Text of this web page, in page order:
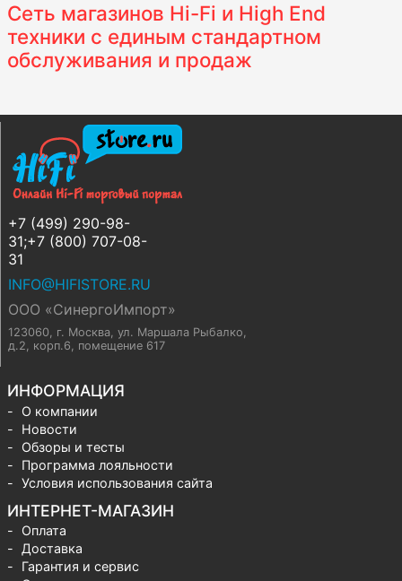
Сеть магазинов Hi-Fi и High End
техники с единым стандартном
обслуживания и продаж
+7 (499) 290-98-
31;+7 (800) 707-08-
31
INFO@HIFISTORE.RU
ООО «СинергоИмпорт»
123060, г. Москва, ул. Маршала Рыбалко,
д.2, корп.6, помещение 617
ИНФОРМАЦИЯ
О компании
Новости
Обзоры и тесты
Программа лояльности
Условия использования сайта
ИНТЕРНЕТ-МАГАЗИН
Оплата
Доставка
Гарантия и сервис